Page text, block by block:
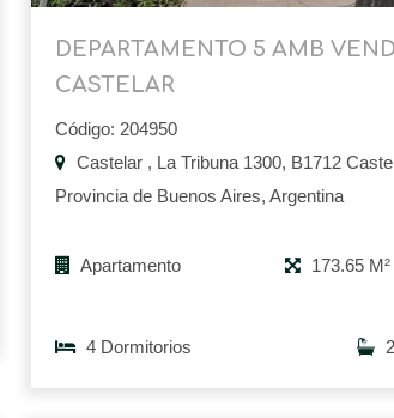
DEPARTAMENTO 5 AMB
CASTELAR
Código: 204950
Castelar , La Tribuna 1300, B1712
Provincia de Buenos Aires, Argentina
Apartamento 173.65
4 Dormitorios